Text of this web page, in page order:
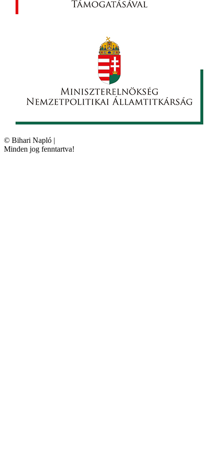
© Bihari Napló |
Minden jog fenntartva!